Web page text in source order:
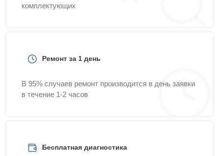
комплектующих
Ремонт за 1 день
В 95% случаев ремонт производится в день заявки
в течение 1-2 часов
Бесплатная диагностика